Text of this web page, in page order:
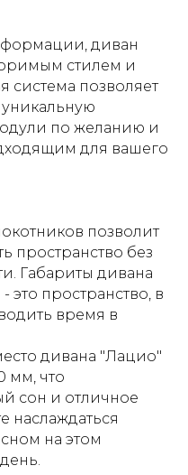
диван
стилем и
система позволяет
уникальную
по желанию и
для вашего
позволит
пространство без
Габариты дивана
это пространство, в
время в
дивана "Лацио"
мм, что
сон и отличное
наслаждаться
на этом